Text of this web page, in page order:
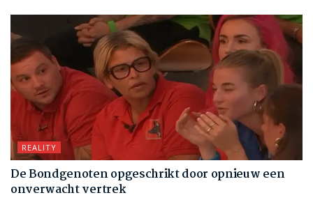
REALITY
De Bondgenoten opgeschrikt door opnieuw een
onverwacht vertrek